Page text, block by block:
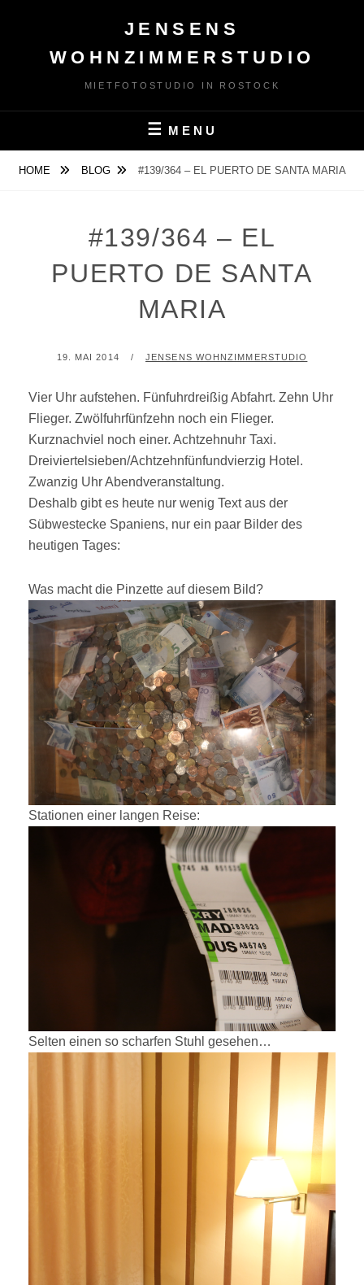
JENSENS
WOHNZIMMERSTUDIO
MIETFOTOSTUDIO IN ROSTOCK
MENU
HOME BLOG #139/364 – EL PUERTO DE SANTA MARIA
#139/364 – EL
PUERTO DE SANTA
MARIA
POSTED
19. MAI 2014 BY
JENSENS WOHNZIMMERSTUDIO
Vier Uhr aufstehen. Fünfuhrdreißig Abfahrt. Zehn Uhr
Flieger. Zwölfuhrfünfzehn noch ein Flieger.
Kurznachviel noch einer. Achtzehnuhr Taxi.
Dreiviertelsieben/Achtzehnfünfundvierzig Hotel.
Zwanzig Uhr Abendveranstaltung.
Deshalb gibt es heute nur wenig Text aus der
Sübwestecke Spaniens, nur ein paar Bilder des
heutigen Tages:
Was macht die Pinzette auf diesem Bild?
Stationen einer langen Reise:
Selten einen so scharfen Stuhl gesehen…